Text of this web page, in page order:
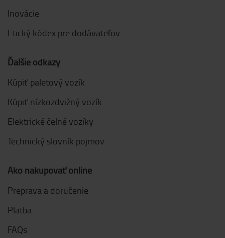
Inovácie
Etický kódex pre dodávateľov
Ďalšie odkazy
Kúpiť paletový vozík
Kúpiť nízkozdvižný vozík
Elektrické čelné vozíky
Technický slovník pojmov
Ako nakupovať online
Preprava a doručenie
Platba
FAQs